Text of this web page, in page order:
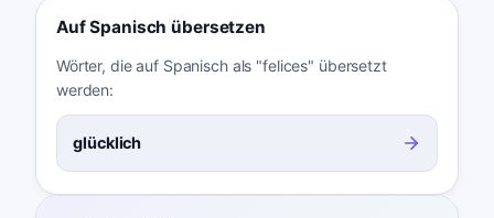
Auf Spanisch übersetzen
Wörter, die auf Spanisch als "felices" übersetzt
werden:
glücklich